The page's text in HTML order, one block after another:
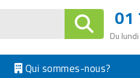
01
Du
Qui sommes-nous?